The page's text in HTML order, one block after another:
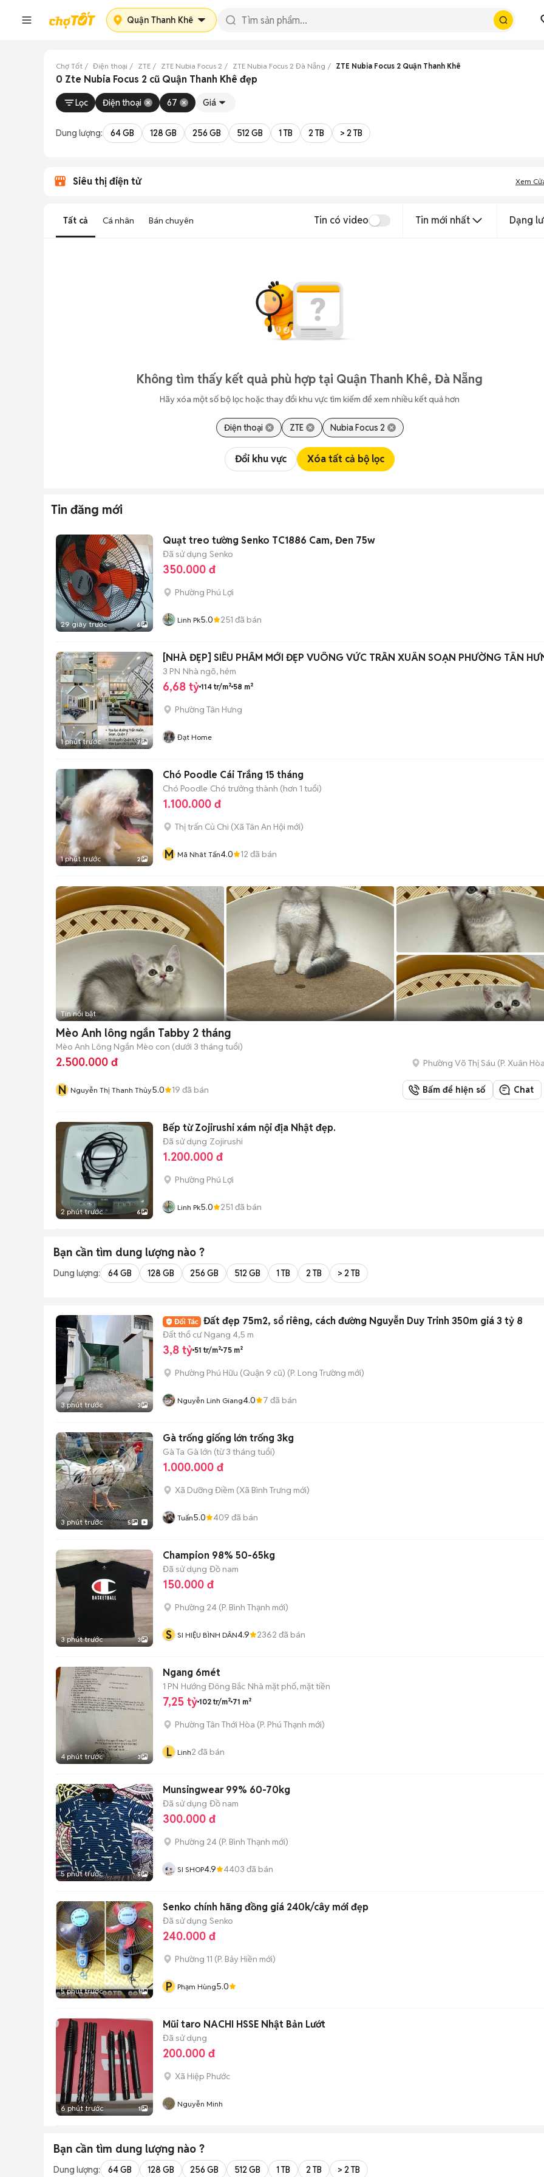
Quận Thanh Khê
Chợ Tốt Điện thoại ZTE ZTE Nubia Focus 2 ZTE Nubia Focus 2 Đà Nẵng ZTE Nubia Focus 2 Quận Thanh Khê
0 Zte Nubia Focus 2 cũ Quận Thanh Khê đẹp
Lọc Điện thoại 67 Giá
Dung lượng: 64 GB 128 GB 256 GB 512 GB 1 TB 2 TB > 2 TB
Siêu thị điện tử Xem
Tất cả Cá nhân Bán chuyên Tin có video Tin mới nhất Dạng
Không tìm thấy kết quả phù hợp tại Quận Thanh Khê, Đà Nẵng
Hãy xóa một số bộ lọc hoặc thay đổi khu vực tìm kiếm để xem nhiều kết quả hơn
Điện thoại ZTE Nubia Focus 2
Đổi khu vực Xóa tất cả bộ lọc
Tin đăng mới
29 giây trước 6
Quạt treo tường Senko TC1886 Cam, Đen 75w
Đã sử dụng Senko
350.000 đ
Phường Phú Lợi
Linh Pk5.0 251 đã bán
1 phút trước 7
[NHÀ ĐẸP] SIÊU PHẨM MỚI ĐẸP VUÔNG VỨC TRẦN XUÂN SOẠN PHƯỜNG TÂN
3 PN Nhà ngõ, hẻm
6,68 tỷ 114 tr/m² 58 m²
Phường Tân Hưng
Đạt Home
1 phút trước 2
Chó Poodle Cái Trắng 15 tháng
Chó Poodle Chó trưởng thành (hơn 1 tuổi)
1.100.000 đ
Thị trấn Củ Chi (Xã Tân An Hội mới)
M Mã Nhât Tấn4.0 12 đã bán
Tin nổi bật
Mèo Anh lông ngắn Tabby 2 tháng
Mèo Anh Lông Ngắn Mèo con (dưới 3 tháng tuổi)
2.500.000 đ Phường Võ Thị Sáu (P. Xuân
N Nguyễn Thị Thanh Thủy5.0 19 đã bán Bấm để hiện số Chat
2 phút trước 6
Bếp từ Zojirushi xám nội địa Nhật đẹp.
Đã sử dụng Zojirushi
1.200.000 đ
Phường Phú Lợi
Linh Pk5.0 251 đã bán
Bạn cần tìm dung lượng nào ?
Dung lượng: 64 GB 128 GB 256 GB 512 GB 1 TB 2 TB > 2 TB
3 phút trước 3
Đất đẹp 75m2, sổ riêng, cách đường Nguyễn Duy Trinh 350m giá 3 tỷ 8
Đất thổ cư Ngang 4,5 m
3,8 tỷ 51 tr/m² 75 m²
Phường Phú Hữu (Quận 9 cũ) (P. Long Trường mới)
Nguyễn Linh Giang4.0 7 đã bán
3 phút trước 5
Gà trống giống lớn trống 3kg
Gà Ta Gà lớn (từ 3 tháng tuổi)
1.000.000 đ
Xã Dưỡng Điềm (Xã Bình Trưng mới)
Tuấn5.0 409 đã bán
3 phút trước 3
Champion 98% 50-65kg
Đã sử dụng Đồ nam
150.000 đ
Phường 24 (P. Bình Thạnh mới)
S SI HIỆU BÌNH DÂN4.9 2362 đã bán
4 phút trước 3
Ngang 6mét
1 PN Hướng Đông Bắc Nhà mặt phố, mặt tiền
7,25 tỷ 102 tr/m² 71 m²
Phường Tân Thới Hòa (P. Phú Thạnh mới)
L Linh2 đã bán
5 phút trước 5
Munsingwear 99% 60-70kg
Đã sử dụng Đồ nam
300.000 đ
Phường 24 (P. Bình Thạnh mới)
SI SHOP4.9 4403 đã bán
5 phút trước 1
Senko chính hãng đồng giá 240k/cây mới đẹp
Đã sử dụng Senko
240.000 đ
Phường 11 (P. Bảy Hiền mới)
P Phạm Hùng5.0
6 phút trước 1
Mũi taro NACHI HSSE Nhật Bản Lướt
Đã sử dụng
200.000 đ
Xã Hiệp Phước
Nguyễn Minh
Bạn cần tìm dung lượng nào ?
Dung lượng: 64 GB 128 GB 256 GB 512 GB 1 TB 2 TB > 2 TB